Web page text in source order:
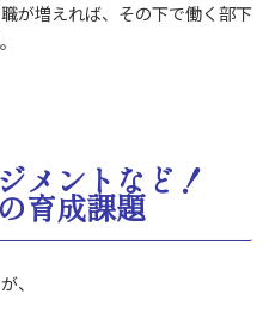
が増えれば、その下で働く部下
メントなど！
育成課題
、